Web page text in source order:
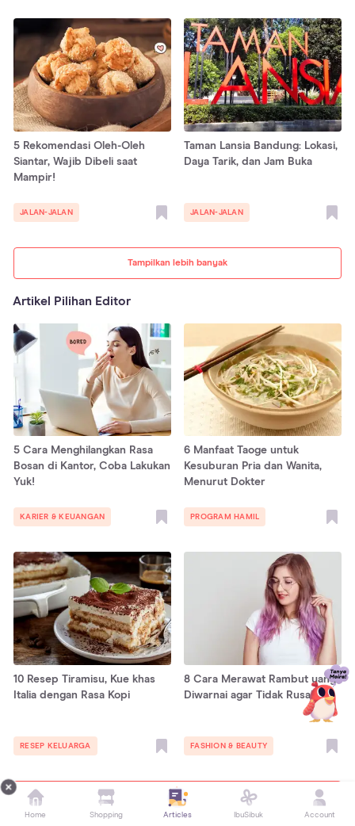
Tampilkan lebih banyak
5 Rekomendasi Oleh-Oleh
Siantar, Wajib Dibeli saat
Mampir!
JALAN-JALAN
Taman Lansia Bandung: Lokasi,
Daya Tarik, dan Jam Buka
JALAN-JALAN
Artikel Pilihan Editor
Tampilkan lebih banyak
5 Cara Menghilangkan Rasa
Bosan di Kantor, Coba Lakukan
Yuk!
KARIER & KEUANGAN
6 Manfaat Taoge untuk
Kesuburan Pria dan Wanita,
Menurut Dokter
PROGRAM HAMIL
10 Resep Tiramisu, Kue khas
Italia dengan Rasa Kopi
RESEP KELUARGA
8 Cara Merawat Rambut yang
Diwarnai agar Tidak Rusak
FASHION & BEAUTY
Home Shopping Articles IbuSibuk Account